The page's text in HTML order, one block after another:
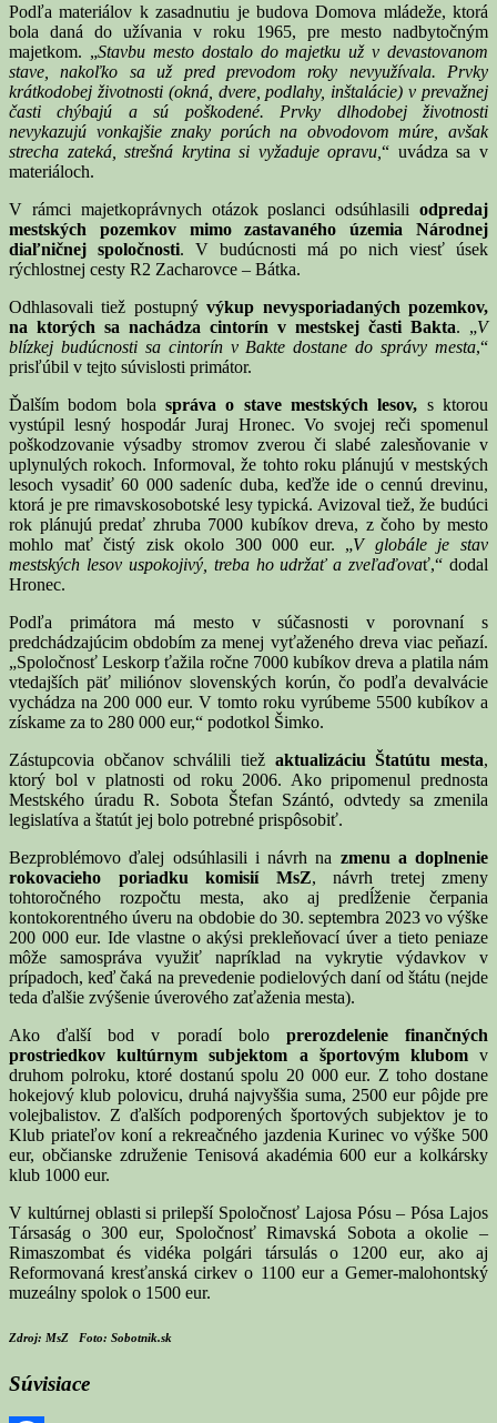
Podľa materiálov k zasadnutiu je budova Domova mládeže, ktorá
bola daná do užívania v roku 1965, pre mesto nadbytočným
majetkom. „Stavbu mesto dostalo do majetku už v devastovanom
stave, nakoľko sa už pred prevodom roky nevyužívala. Prvky
krátkodobej životnosti (okná, dvere, podlahy, inštalácie) v prevažnej
časti chýbajú a sú poškodené. Prvky dlhodobej životnosti
nevykazujú vonkajšie znaky porúch na obvodovom múre, avšak
strecha zateká, strešná krytina si vyžaduje opravu,“ uvádza sa v
materiáloch.
V rámci majetkoprávnych otázok poslanci odsúhlasili odpredaj
mestských pozemkov mimo zastavaného územia Národnej
diaľničnej spoločnosti. V budúcnosti má po nich viesť úsek
rýchlostnej cesty R2 Zacharovce – Bátka.
Odhlasovali tiež postupnývýkup nevysporiadaných pozemkov,
na ktorých sa nachádza cintorín v mestskej časti Bakta. „V
blízkej budúcnosti sa cintorín v Bakte dostane do správy mesta,“
prisľúbil v tejto súvislosti primátor.
Ďalším bodom bola správa o stave mestských lesov, s ktorou
vystúpil lesný hospodár Juraj Hronec. Vo svojej reči spomenul
poškodzovanie výsadby stromov zverou či slabé zalesňovanie v
uplynulých rokoch. Informoval, že tohto roku plánujú v mestských
lesoch vysadiť 60 000 sadeníc duba, keďže ide o cennú drevinu,
ktorá je pre rimavskosobotské lesy typická. Avizoval tiež, že budúci
rok plánujú predať zhruba 7000 kubíkov dreva, z čoho by mesto
mohlo mať čistý zisk okolo 300 000 eur. „V globále je stav
mestských lesov uspokojivý, treba ho udržať a zveľaďovať,“ dodal
Hronec.
Podľa primátora má mesto v súčasnosti v porovnaní s
predchádzajúcim obdobím za menej vyťaženého dreva viac peňazí.
„Spoločnosť Leskorp ťažila ročne 7000 kubíkov dreva a platila nám
vtedajších päť miliónov slovenských korún, čo podľa devalvácie
vychádza na 200 000 eur. V tomto roku vyrúbeme 5500 kubíkov a
získame za to 280 000 eur,“ podotkol Šimko.
Zástupcovia občanov schválili tiež aktualizáciu Štatútu mesta,
ktorý bol v platnosti od roku 2006. Ako pripomenul prednosta
Mestského úradu R. Sobota Štefan Szántó, odvtedy sa zmenila
legislatíva a štatút jej bolo potrebné prispôsobiť.
Bezproblémovo ďalej odsúhlasili i návrh na zmenu a doplnenie
rokovacieho poriadku komisií MsZ, návrh tretej zmeny
tohtoročného rozpočtu mesta, ako aj predĺženie čerpania
kontokorentného úveru na obdobie do 30. septembra 2023 vo výške
200 000 eur. Ide vlastne o akýsi prekleňovací úver a tieto peniaze
môže samospráva využiť napríklad na vykrytie výdavkov v
prípadoch, keď čaká na prevedenie podielových daní od štátu (nejde
teda ďalšie zvýšenie úverového zaťaženia mesta).
Ako ďalší bod v poradí bolo prerozdelenie finančných
prostriedkov kultúrnym subjektom a športovým klubomv
druhom polroku, ktoré dostanú spolu 20 000 eur. Z toho dostane
hokejový klub polovicu, druhá najvyššia suma, 2500 eur pôjde pre
volejbalistov. Z ďalších podporených športových subjektov je to
Klub priateľov koní a rekreačného jazdenia Kurinec vo výške 500
eur, občianske združenie Tenisová akadémia 600 eur a kolkársky
klub 1000 eur.
V kultúrnej oblasti si prilepší Spoločnosť Lajosa Pósu – Pósa Lajos
Társaság o 300 eur, Spoločnosť Rimavská Sobota a okolie –
Rimaszombat és vidéka polgári társulás o 1200 eur, ako aj
Reformovaná kresťanská cirkev o 1100 eur a Gemer-malohontský
muzeálny spolok o 1500 eur.
Zdroj: MsZ Foto: Sobotnik.sk
Súvisiace